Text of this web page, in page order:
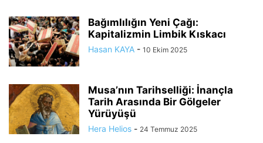
Bağımlılığın Yeni Çağı:
Kapitalizmin Limbik Kıskacı
Hasan KAYA - 10 Ekim 2025
Musa’nın Tarihselliği: İnançla
Tarih Arasında Bir Gölgeler
Yürüyüşü
Hera Helios - 24 Temmuz 2025